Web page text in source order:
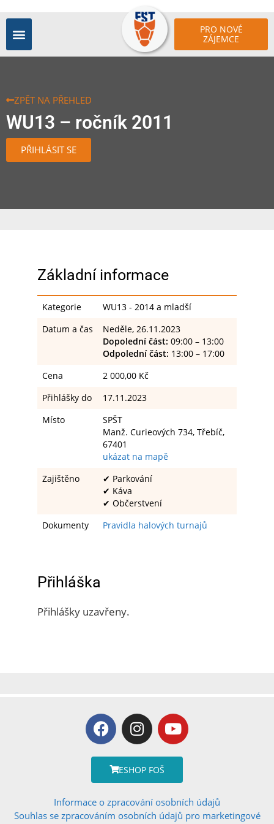
PRO NOVÉ
ZÁJEMCE
ZPĚT NA PŘEHLED
WU13 – ročník 2011
PŘIHLÁSIT SE
Základní informace
Kategorie
WU13 - 2014 a mladší
Datum a čas
Neděle, 26.11.2023
Dopolední část: 09:00 – 13:00
Odpolední část: 13:00 – 17:00
Cena
2 000,00 Kč
Přihlášky do
17.11.2023
Místo
SPŠT
Manž. Curieových 734, Třebíč,
67401
ukázat na mapě
Zajištěno
✔ Parkování
✔ Káva
✔ Občerstvení
Dokumenty
Pravidla halových turnajů
Přihláška
Přihlášky uzavřeny.
ESHOP FOŠ
Informace o zpracování osobních údajů
Souhlas se zpracováním osobních údajů pro marketingové